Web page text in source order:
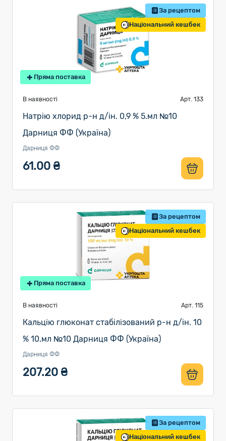
За рецептом
Національний кешбек
Пряма поставка
В наявності Арт. 133
Натрію хлорид р-н д/ін. 0,9 % 5.мл №10
Дарниця ФФ (Україна)
Дарниця ФФ
61.00 ₴
За рецептом
Національний кешбек
Пряма поставка
В наявності Арт. 115
Кальцію глюконат стабілізований р-н д/ін. 10
% 10.мл №10 Дарниця ФФ (Україна)
Дарниця ФФ
207.20 ₴
За рецептом
Національний кешбек